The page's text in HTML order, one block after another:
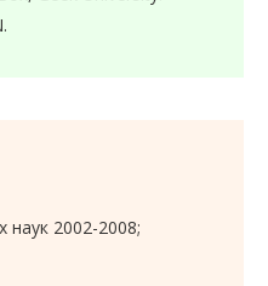
наук 2002-2008;